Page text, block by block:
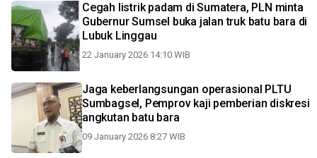
Cegah listrik padam di Sumatera, PLN minta
Gubernur Sumsel buka jalan truk batu bara di
Lubuk Linggau
22 January 2026 14:10 WIB
Jaga keberlangsungan operasional PLTU
Sumbagsel, Pemprov kaji pemberian diskresi
angkutan batu bara
09 January 2026 8:27 WIB